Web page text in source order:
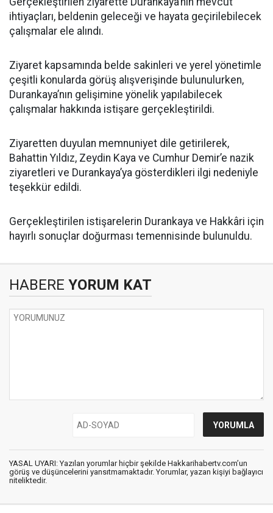
ihtiyaçları, beldenin geleceği ve hayata geçirilebilecek
çalışmalar ele alındı.
Ziyaret kapsamında belde sakinleri ve yerel yönetimle
çeşitli konularda görüş alışverişinde bulunulurken,
Durankaya’nın gelişimine yönelik yapılabilecek
çalışmalar hakkında istişare gerçekleştirildi.
Ziyaretten duyulan memnuniyet dile getirilerek,
Bahattin Yıldız, Zeydin Kaya ve Cumhur Demir’e nazik
ziyaretleri ve Durankaya’ya gösterdikleri ilgi nedeniyle
teşekkür edildi.
Gerçekleştirilen istişarelerin Durankaya ve Hakkâri için
hayırlı sonuçlar doğurması temennisinde bulunuldu.
HABERE YORUM KAT
YASAL UYARI: Yazılan yorumlar hiçbir şekilde Hakkarihabertv.com’un
görüş ve düşüncelerini yansıtmamaktadır. Yorumlar, yazan kişiyi bağlayıcı
niteliktedir.